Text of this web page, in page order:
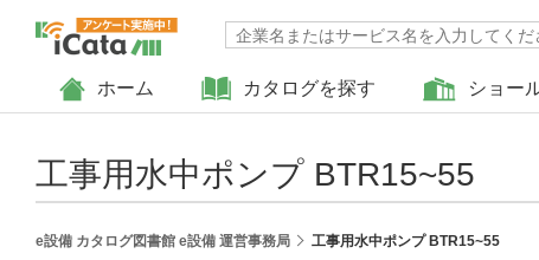
ホーム カタログを探す ショー
工事用水中ポンプ BTR15~55
e設備 カタログ図書館 e設備 運営事務局 工事用水中ポンプ BTR15~55